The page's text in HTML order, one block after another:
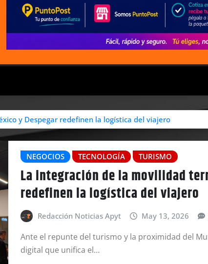
y Despegar redefinen la logística del viajero
NEGOCIOS TECNOLOGÍA TURISMO
La integración de la movilidad
redefinen la logística del viajero
Redacción Noticias Apyt May 13, 2026
Ante el repunte del turismo y la proximidad del
digital que unifica el…